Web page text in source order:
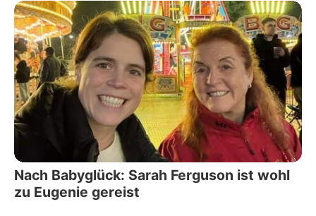
Nach Babyglück: Sarah Ferguson ist wohl
zu Eugenie gereist